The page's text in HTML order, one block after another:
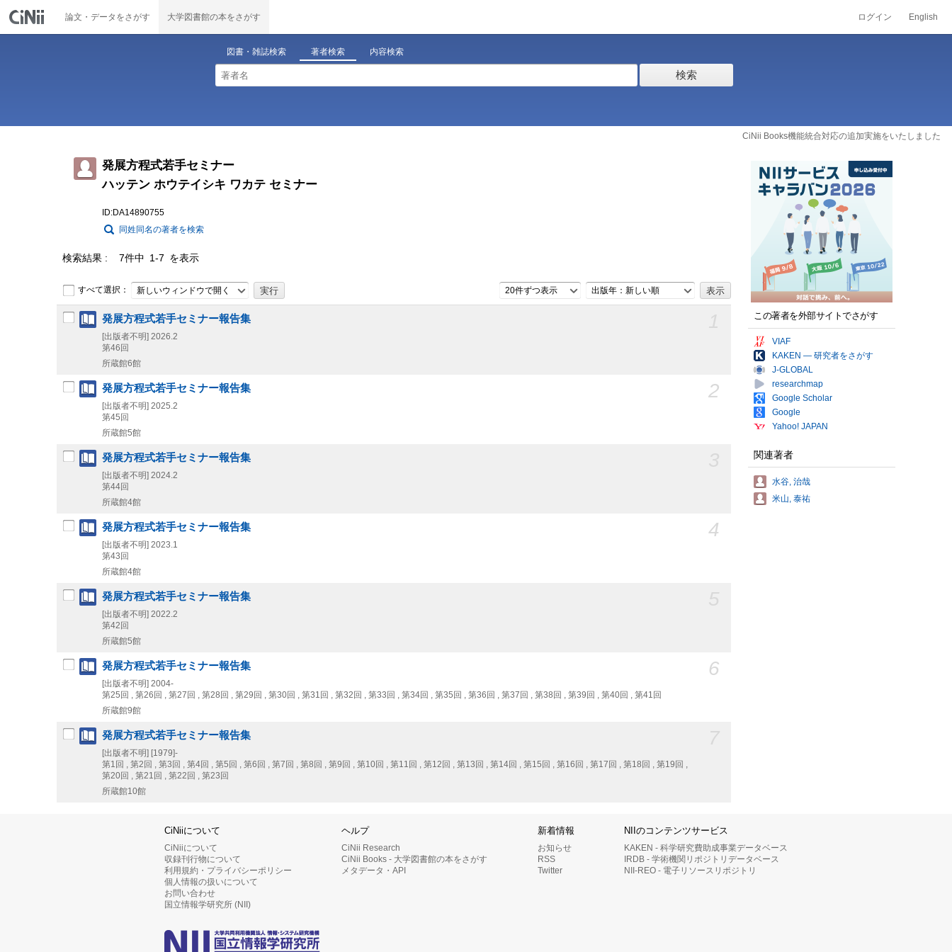
論文・データをさがす 大学図書館の本をさがす ログイン English
図書・雑誌検索 著者検索 内容検索
検索
CiNii Books機能統合対応の追加実施をいたしました
発展方程式若手セミナー
ハッテン ホウテイシキ ワカテ セミナー
ID:DA14890755
同姓同名の著者を検索
検索結果 7件中 1-7 を表示
すべて選択： 新しいウィンドウで開く 20件ずつ表示 出版年：新しい順
発展方程式若手セミナー報告集
[出版者不明] 2026.2
第46回
所蔵館6館
2
発展方程式若手セミナー報告集
[出版者不明] 2025.2
第45回
所蔵館5館
発展方程式若手セミナー報告集
[出版者不明] 2024.2
第44回
所蔵館4館
4
発展方程式若手セミナー報告集
[出版者不明] 2023.1
第43回
所蔵館4館
発展方程式若手セミナー報告集
[出版者不明] 2022.2
第42回
所蔵館5館
6
発展方程式若手セミナー報告集
[出版者不明] 2004-
第25回 , 第26回 , 第27回 , 第28回 , 第29回 , 第30回 , 第31回 , 第32回 , 第33回 , 第34回 , 第35回 , 第36回 , 第37回 , 第38回 , 第39回 , 第40回 , 第41回
所蔵館9館
発展方程式若手セミナー報告集
[出版者不明] [1979]-
第1回 , 第2回 , 第3回 , 第4回 , 第5回 , 第6回 , 第7回 , 第8回 , 第9回 , 第10回 , 第11回 , 第12回 , 第13回 , 第14回 , 第15回 , 第16回 , 第17回 , 第18回 , 第19回 ,
第20回 , 第21回 , 第22回 , 第23回
所蔵館10館
この著者を外部サイトでさがす
VIAF
KAKEN — 研究者をさがす
J-GLOBAL
researchmap
Google Scholar
Google
Yahoo! JAPAN
関連著者
水谷, 治哉
米山, 泰祐
CiNiiについて
CiNiiについて
収録刊行物について
利用規約・プライバシーポリシー
個人情報の扱いについて
お問い合わせ
国立情報学研究所 (NII)
ヘルプ
CiNii Research
CiNii Books - 大学図書館の本をさがす
メタデータ・API
新着情報
お知らせ
RSS
Twitter
NIIのコンテンツサービス
KAKEN - 科学研究費助成事業データベース
IRDB - 学術機関リポジトリデータベース
NII-REO - 電子リソースリポジトリ